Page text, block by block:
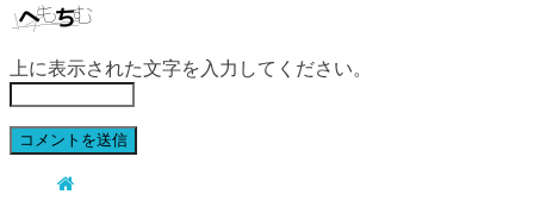
上に表示された文字を入力してください。